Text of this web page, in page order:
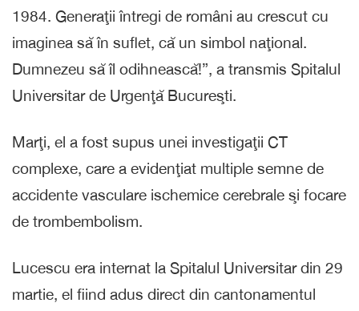
1984. Generaţii întregi de români au crescut cu
imaginea să în suflet, că un simbol naţional.
Dumnezeu să îl odihnească!”, a transmis Spitalul
Universitar de Urgenţă Bucureşti.
Marţi, el a fost supus unei investigaţii CT
complexe, care a evidenţiat multiple semne de
accidente vasculare ischemice cerebrale şi focare
de trombembolism.
Lucescu era internat la Spitalul Universitar din 29
martie, el fiind adus direct din cantonamentul